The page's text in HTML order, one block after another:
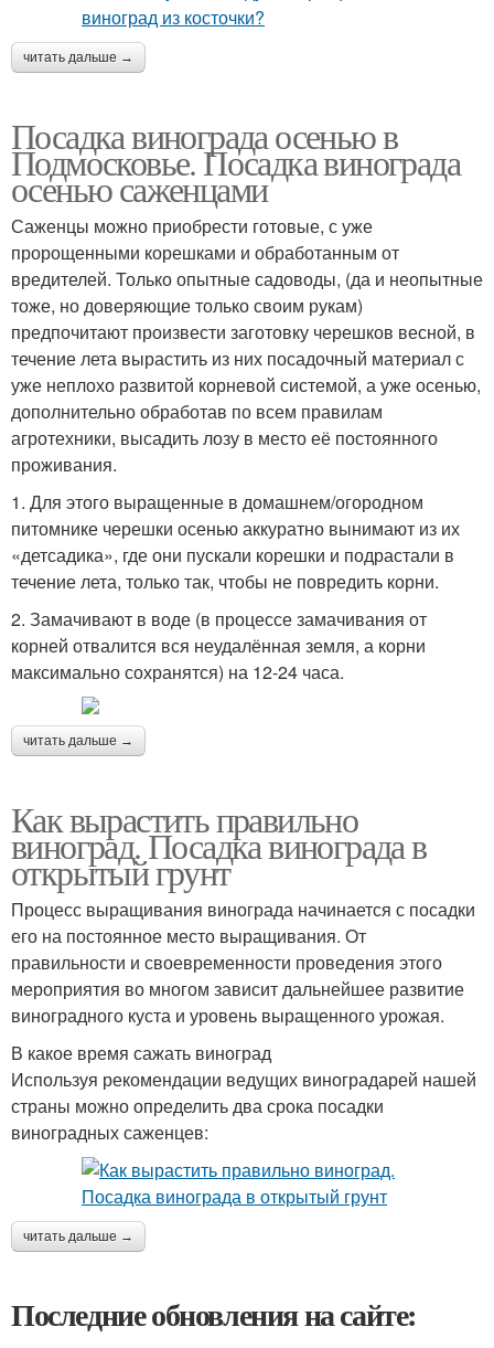
читать дальше →
Посадка винограда осенью в
Подмосковье. Посадка винограда
осенью саженцами
Саженцы можно приобрести готовые, с уже
пророщенными корешками и обработанным от
вредителей. Только опытные садоводы, (да и неопытные
тоже, но доверяющие только своим рукам)
предпочитают произвести заготовку черешков весной, в
течение лета вырастить из них посадочный материал с
уже неплохо развитой корневой системой, а уже осенью,
дополнительно обработав по всем правилам
агротехники, высадить лозу в место её постоянного
проживания.
1. Для этого выращенные в домашнем/огородном
питомнике черешки осенью аккуратно вынимают из их
«детсадика», где они пускали корешки и подрастали в
течение лета, только так, чтобы не повредить корни.
2. Замачивают в воде (в процессе замачивания от
корней отвалится вся неудалённая земля, а корни
максимально сохранятся) на 12-24 часа.
читать дальше →
Как вырастить правильно
виноград. Посадка винограда в
открытый грунт
Процесс выращивания винограда начинается с посадки
его на постоянное место выращивания. От
правильности и своевременности проведения этого
мероприятия во многом зависит дальнейшее развитие
виноградного куста и уровень выращенного урожая.
В какое время сажать виноград
Используя рекомендации ведущих виноградарей нашей
страны можно определить два срока посадки
виноградных саженцев:
читать дальше →
Последние обновления на сайте: